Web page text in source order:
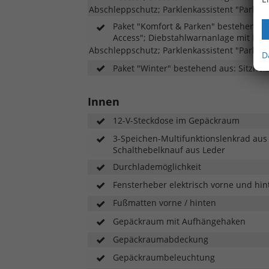
Abschleppschutz; Parklenkassistent "Park
Paket "Komfort & Parken" bestehend
Access"; Diebstahlwarnanlage mit
Abschleppschutz; Parklenkassistent "Park
Paket "Winter" bestehend aus:
Innen
12-V-Steckdose im Gepäckraum
3-Speichen-Multifunktionslenkrad
Schalthebelknauf aus Leder
Durchlademöglichkeit
Fensterheber elektrisch vorne und
Fußmatten vorne / hinten
Gepäckraum mit Aufhängehaken
Gepäckraumabdeckung
Gepäckraumbeleuchtung